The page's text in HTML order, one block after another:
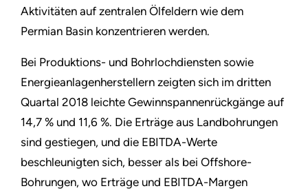
Aktivitäten auf zentralen Ölfeldern wie dem
Permian Basin konzentrieren werden.
Bei Produktions- und Bohrlochdiensten sowie
Energieanlagenherstellern zeigten sich im dritten
Quartal 2018 leichte Gewinnspannenrückgänge auf
14,7 % und 11,6 %. Die Erträge aus Landbohrungen
sind gestiegen, und die EBITDA-Werte
beschleunigten sich, besser als bei Offshore-
Bohrungen, wo Erträge und EBITDA-Margen